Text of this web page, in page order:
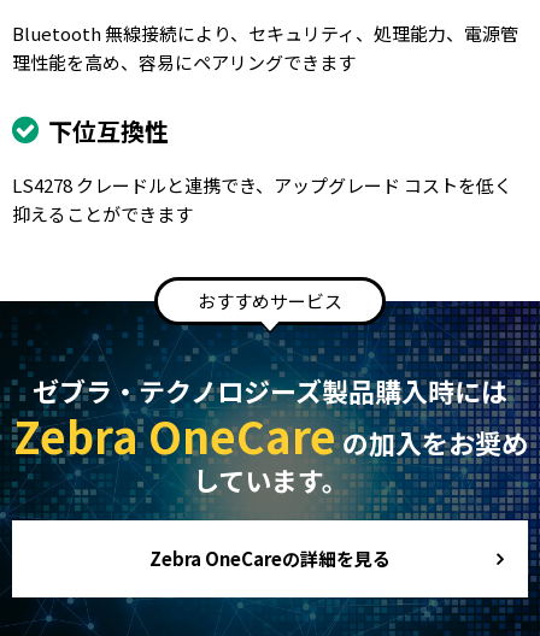
Bluetooth 無線接続により、セキュリティ、処理能力、電源管
理性能を高め、容易にペアリングできます
下位互換性
LS4278 クレードルと連携でき、アップグレード コストを低く
抑えることができます
おすすめサービス
ゼブラ・テクノロジーズ製品購入時には
Zebra OneCareの加入をお奨め
しています。
Zebra OneCareの詳細を見る